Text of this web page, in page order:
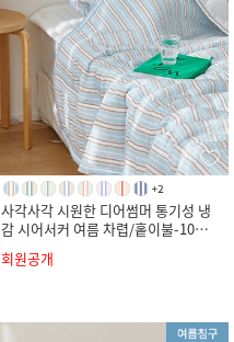
사각사각 시원한 디어썸머 통기성 냉
감 시어서커 여름 차렵/홑이불-10컬
러(SS/Q/K)
회원공개